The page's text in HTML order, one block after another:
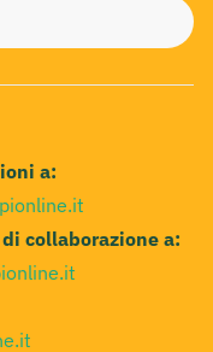
a:
collaborazione a: